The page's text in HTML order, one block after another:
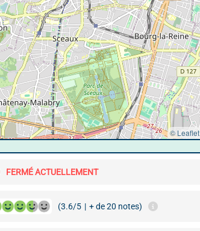
© Leaflet
FERMÉ ACTUELLEMENT
(3.6/5 | + de 20 notes)